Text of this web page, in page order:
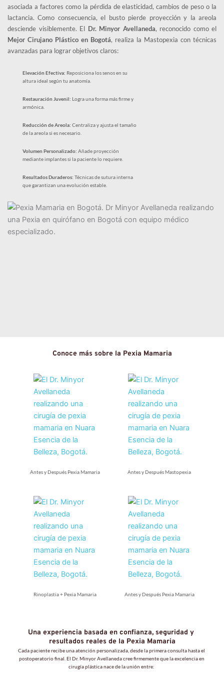
asociada a factores como la pérdida de elasticidad, cambios de peso o la
lactancia. Como consecuencia, el busto pierde proyección y la areola
desciende visiblemente. El Dr. Minyor Avellaneda
Mejor Cirujano Plástico en Bogotá, realiza la Mastopexia con técnicas
avanzadas para lograr objetivos claros:
Elevación Efectiva: Reposiciona los senos en su
altura ideal según tu anatomía.
Restauración Juvenil: Logra una forma más firme y
armónica.
Reducción de Areola: Centraliza y ajusta el tamaño
de la areola si es necesario.
Volumen Personalizado: Añade proyección
mediante implantes si la paciente lo requiere.
Resultados Duraderos: Técnicas de sutura interna
que garantizan una evolución estable.
Conoce más sobre la Pexia Mamaria
Antes y Después Pexia Mamaria Antes y Después Mastopexia
Rinoplastia + Pexia Mamaria Antes y Después Pexia Mamaria
Una experiencia basada en confianza, seguridad y
resultados reales de la Pexia Mamaria
Cada paciente recibe una atención personalizada, desde la primera consulta hasta el
postoperatorio final. El Dr. Minyor Avellaneda cree firmemente que la excelencia en
cirugía plástica nace de la unión entre: